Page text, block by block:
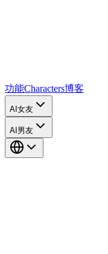
功能Characters博客
AI女友
AI男友